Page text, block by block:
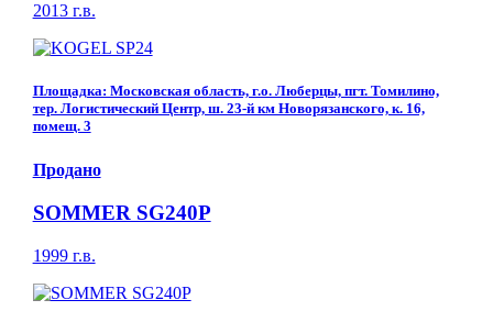
2013 г.в.
Площадка: Московская область, г.о. Люберцы, пгт. Томилино,
тер. Логистический Центр, ш. 23-й км Новорязанского, к. 16,
помещ. 3
Продано
SOMMER SG240P
1999 г.в.